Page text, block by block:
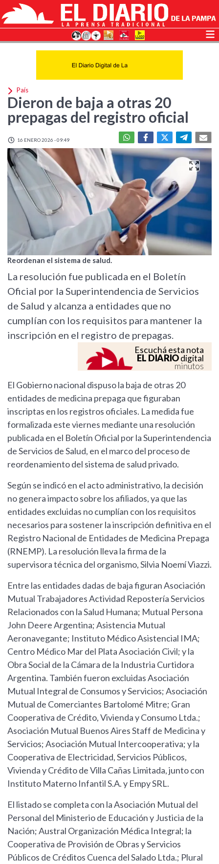
País
Dieron de baja a otras 20
prepagas del registro oficial
16 ENERO 2026 - 09:49
Reordenan el sistema de salud.
La resolución fue publicada en el Boletín
Oficial por la Superintendencia de Servicios
de Salud y alcanza a entidades que no
cumplían con los requisitos para mantener la
inscripción en el registro de prepagas.
Escuchá esta nota
EL DIARIOdigital
minutos
El Gobierno nacional dispuso la baja de otras 20
entidades de medicina prepaga que figuraban
inscriptas en los registros oficiales. La medida fue
formalizada este viernes mediante una resolución
publicada en el Boletín Oficial por la Superintendencia
de Servicios de Salud, en el marco del proceso de
reordenamiento del sistema de salud privado.
Según se indicó en el acto administrativo, la decisión
no genera impacto sobre los afiliados, ya que las
entidades excluidas no cumplían con los requisitos
necesarios para sostener la inscripción definitiva en el
Registro Nacional de Entidades de Medicina Prepaga
(RNEMP). La resolución lleva la firma de la
supervisora técnica del organismo, Silvia Noemí Viazzi.
Entre las entidades dadas de baja figuran Asociación
Mutual Trabajadores Actividad Repostería Servicios
Relacionados con la Salud Humana; Mutual Persona
John Deere Argentina; Asistencia Mutual
Aeronavegante; Instituto Médico Asistencial IMA;
Centro Médico Mar del Plata Asociación Civil; y la
Obra Social de la Cámara de la Industria Curtidora
Argentina. También fueron excluidas Asociación
Mutual Integral de Consumos y Servicios; Asociación
Mutual de Comerciantes Bartolomé Mitre; Gran
Cooperativa de Crédito, Vivienda y Consumo Ltda.;
Asociación Mutual Buenos Aires Staff de Medicina y
Servicios; Asociación Mutual Intercooperativa; y la
Cooperativa de Electricidad, Servicios Públicos,
Vivienda y Crédito de Villa Cañas Limitada, junto con
Instituto Materno Infantil S.A. y Empy SRL.
El listado se completa con la Asociación Mutual del
Personal del Ministerio de Educación y Justicia de la
Nación; Austral Organización Médica Integral; la
Cooperativa de Provisión de Obras y Servicios
Públicos de Créditos Cuenca del Salado Ltda.; Plural